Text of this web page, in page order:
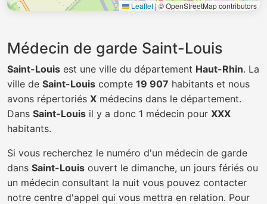
Leaflet|© OpenStreetMap contributors
Médecin de garde Saint-Louis
Saint-Louis est une ville du département Haut-Rhin. La
ville de Saint-Louis compte 19 907 habitants et nous
avons répertoriés X médecins dans le département.
Dans Saint-Louis il y a donc 1 médecin pour XXX
habitants.
Si vous recherchez le numéro d'un médecin de garde
dans Saint-Louis ouvert le dimanche, un jours fériés ou
un médecin consultant la nuit vous pouvez contacter
notre centre d'appel qui vous mettra en relation. Pour